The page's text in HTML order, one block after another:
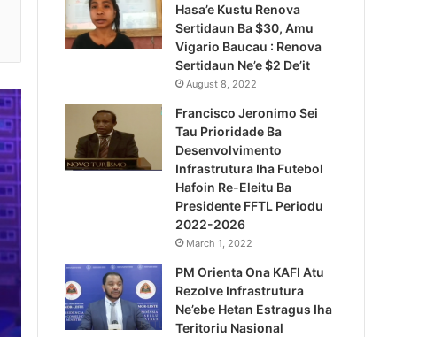
Governu Promete Tau
Minerais no Setór
Hasa’e Kustu Renova
Sertidaun Ba $30, Amu
Vigario Baucau : Renova
Sertidaun Ne’e $2 De’it
August 8, 2022
Francisco Jeronimo Sei
Tau Prioridade Ba
Desenvolvimento
Infrastrutura Iha Futebol
Hafoin Re-Eleitu Ba
Presidente FFTL Periodu
2022-2026
March 1, 2022
PM Orienta Ona KAFI Atu
Rezolve Infrastrutura
Ne’ebe Hetan Estragus Iha
Teritoriu Nasional